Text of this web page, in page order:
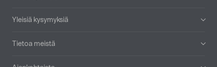
Yleisiä kysymyksiä
Tietoa meistä